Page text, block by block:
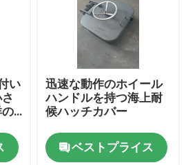
い
迅速な動作のホイール
ハンドルを持つ海上耐
候ハッチカバー
ベストプライス